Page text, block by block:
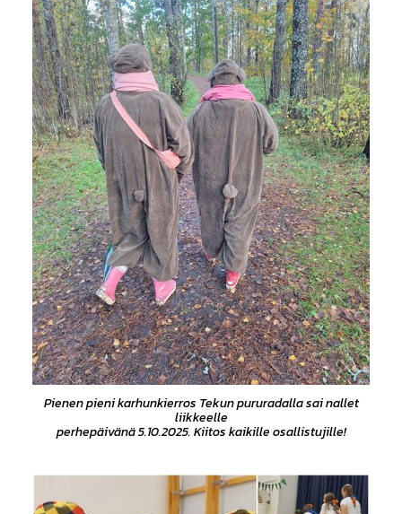
Pienen pieni karhunkierros Tekun pururadalla sai nallet
liikkeelle
perhepäivänä 5.10.2025. Kiitos kaikille osallistujille!